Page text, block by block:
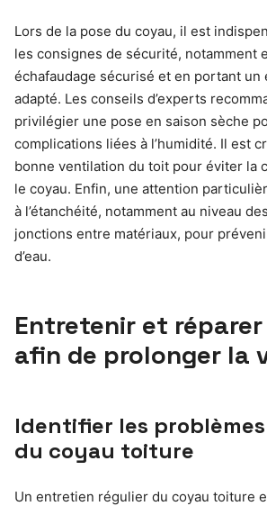
Lors de la pose du coyau, il est
les consignes de sécurité, notamment
échafaudage sécurisé et en portant un
adapté. Les conseils d’experts
privilégier une pose en saison sèche
complications liées à l’humidité. Il est
bonne ventilation du toit pour éviter la
le coyau. Enfin, une attention
à l’étanchéité, notamment au niveau
jonctions entre matériaux, pour
d’eau.
Entretenir et
afin de prolonger la
Identifier les
du coyau toiture
Un entretien régulier du coyau toiture